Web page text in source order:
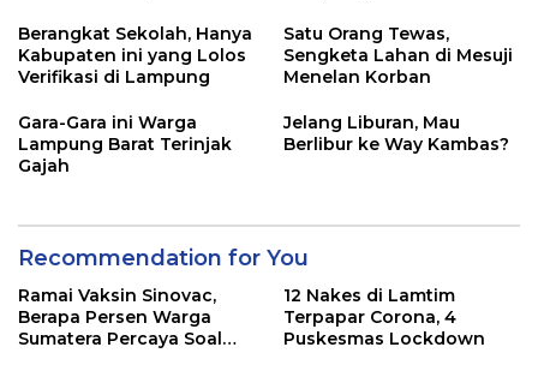
Berangkat Sekolah, Hanya
Kabupaten ini yang Lolos
Verifikasi di Lampung
Satu Orang Tewas,
Sengketa Lahan di Mesuji
Menelan Korban
Gara-Gara ini Warga
Lampung Barat Terinjak
Gajah
Jelang Liburan, Mau
Berlibur ke Way Kambas?
Recommendation for You
Ramai Vaksin Sinovac,
Berapa Persen Warga
Sumatera Percaya Soal
12 Nakes di Lamtim
Terpapar Corona, 4
Puskesmas Lockdown